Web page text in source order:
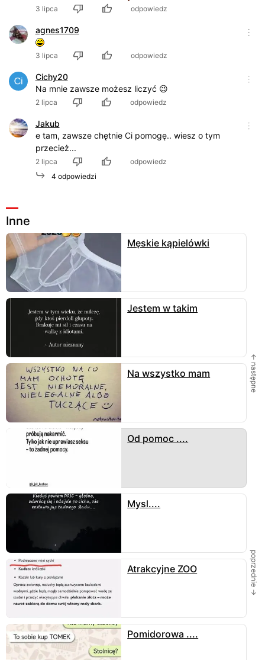
3 lipca odpowiedz
agnes1709
3 lipca odpowiedz
Cichy20
Na mnie zawsze możesz liczyć 😉
2 lipca odpowiedz
Jakub
e tam, zawsze chętnie Ci pomogę.. wiesz o tym
przecież...
2 lipca
odpowiedz
4 odpowiedzi
Inne
Męskie kąpielówki
Jestem w takim
Na wszystko mam
Od pomoc ....
Mysl....
Atrakcyjne ZOO
Pomidorowa ....
← następne
poprzednie →